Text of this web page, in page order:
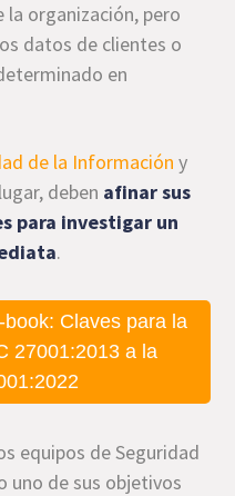
organización, pero
datos de clientes o
en
de la Información y
deben afinar sus
para investigar un
.
Claves para la
27001:2013 a la
equipos de Seguridad
uno de sus objetivos